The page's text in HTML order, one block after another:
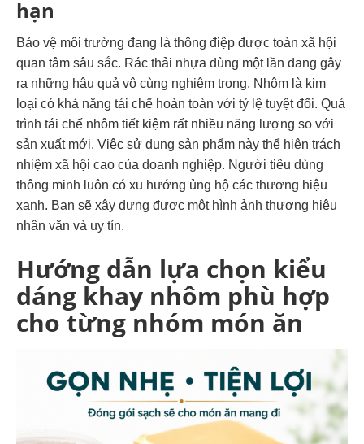
hạn
Bảo vệ môi trường đang là thông điệp được toàn xã hội
quan tâm sâu sắc. Rác thải nhựa dùng một lần đang gây
ra những hậu quả vô cùng nghiêm trọng. Nhôm là kim
loại có khả năng tái chế hoàn toàn với tỷ lệ tuyệt đối. Quá
trình tái chế nhôm tiết kiệm rất nhiều năng lượng so với
sản xuất mới. Việc sử dụng sản phẩm này thể hiện trách
nhiệm xã hội cao của doanh nghiệp. Người tiêu dùng
thông minh luôn có xu hướng ủng hộ các thương hiệu
xanh. Bạn sẽ xây dựng được một hình ảnh thương hiệu
nhân văn và uy tín.
Hướng dẫn lựa chọn kiểu
dáng khay nhôm phù hợp
cho từng nhóm món ăn